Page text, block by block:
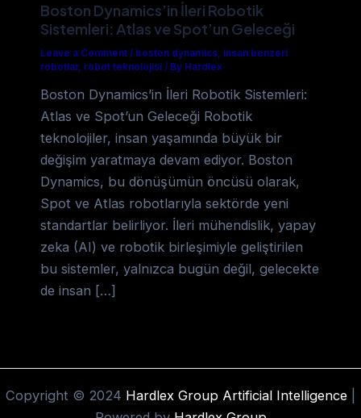
Boston Dynamics’in İleri Robotik
Sistemleri: Atlas ve Spot’un Geleceği
Leave a Comment / boston dynamics, insan benzeri
robotlar, robot teknolojisi/ By Hardlex
Boston Dynamics’in İleri Robotik Sistemleri:
Atlas ve Spot’un Geleceği Robotik
teknolojiler, insan yaşamında büyük bir
değişim yaratmaya devam ediyor. Boston
Dynamics, bu dönüşümün öncüsü olarak,
Spot ve Atlas robotlarıyla sektörde yeni
standartlar belirliyor. İleri mühendislik, yapay
zeka (AI) ve robotik birleşimiyle geliştirilen
bu sistemler, yalnızca bugün değil, gelecekte
de insan […]
Copyright © 2024 Hardlex Group Artificial Intelligence